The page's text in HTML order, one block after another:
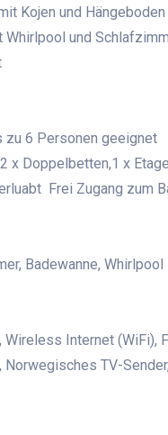
Kojen und Hängeboden
Whirlpool und
6 Personen geeignet
Doppelbetten,1 x
Frei Zugang zum
Badewanne,
Internet (WiFi),
Norwegisches TV-